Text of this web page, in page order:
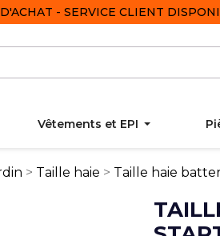
- SERVICE CLIENT
Vêtements et EPI
Taille haie Taille haie